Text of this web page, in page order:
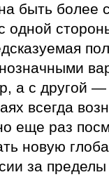
быть более
одной
а с другой
всегда
еще раз
новую
за